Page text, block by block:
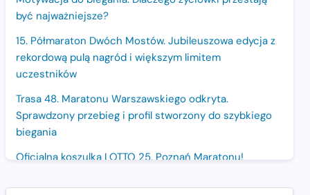
być najważniejsze?
15. Półmaraton Dwóch Mostów. Jubileuszowa edycja z
rekordową pulą nagród i większym limitem
uczestników
Trasa 48. Maratonu Warszawskiego odkryta.
Sprawdzony przebieg i profil stworzony do szybkiego
biegania
Oficjalna koszulka LOTTO 25. Poznań Maratonu!